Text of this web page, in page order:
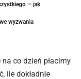
— jak
wyzwania
co dzień płacimy
ile dokładnie